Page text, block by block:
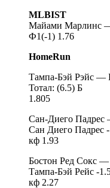
MLBIST
Майами Марлинс
Ф1(-1) 1.76
HomeRun
Тампа-Бэй Рэйс —
Тотал: (6.5) Б
1.805
Сан-Диего Падрес
Сан Диего Падрес
кф 1.93
Бостон Ред Сокс
Тампа-Бэй Рейс -
кф 2.27